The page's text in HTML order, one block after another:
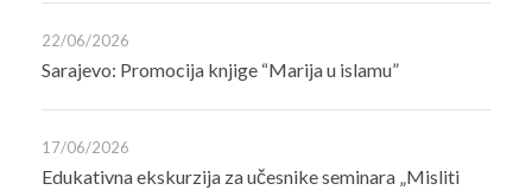
22/06/2026
Sarajevo: Promocija knjige “Marija u islamu”
17/06/2026
Edukativna ekskurzija za učesnike seminara „Misliti